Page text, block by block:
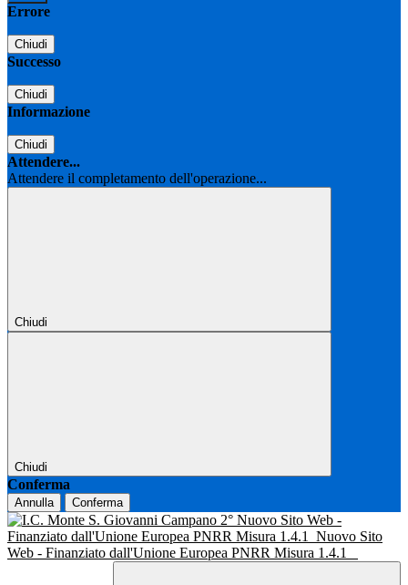
Errore
Chiudi
Successo
Chiudi
Informazione
Chiudi
Attendere...
Attendere il completamento dell'operazione...
Chiudi
Chiudi
Conferma
Annulla Conferma
Nuovo Sito Web -
Finanziato dall'Unione Europea PNRR Misura 1.4.1
Nuovo Sito
Web - Finanziato dall'Unione Europea PNRR Misura 1.4.1